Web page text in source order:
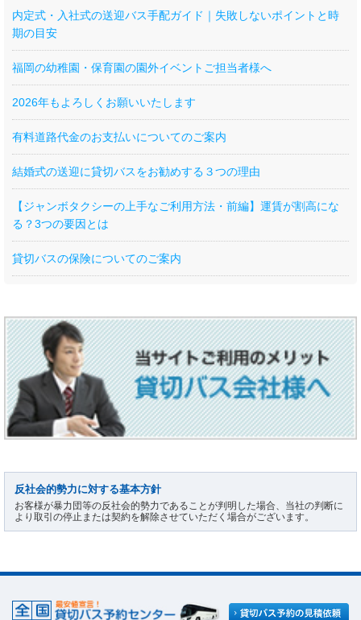
内定式・入社式の送迎バス手配ガイド｜失敗しないポイントと時
期の目安
福岡の幼稚園・保育園の園外イベントご担当者様へ
2026年もよろしくお願いいたします
有料道路代金のお支払いについてのご案内
結婚式の送迎に貸切バスをお勧めする３つの理由
【ジャンボタクシーの上手なご利用方法・前編】運賃が割高にな
る？3つの要因とは
貸切バスの保険についてのご案内
反社会的勢力に対する基本方針
お客様が暴力団等の反社会的勢力であることが判明した場合、当社の判断に
より取引の停止または契約を解除させていただく場合がございます。